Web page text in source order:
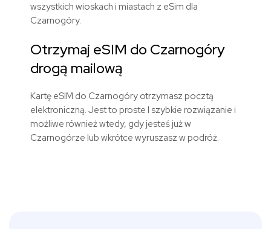
wszystkich wioskach i miastach z eSim dla
Czarnogóry.
Otrzymaj eSIM do Czarnogóry
drogą mailową
Kartę eSIM do Czarnogóry otrzymasz pocztą
elektroniczną. Jest to proste I szybkie rozwiązanie i
możliwe również wtedy, gdy jesteś już w
Czarnogórze lub wkrótce wyruszasz w podróż.